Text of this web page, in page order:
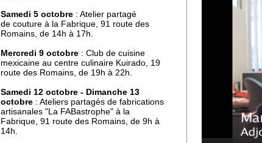
27 septembre 2019
J'ai testé pour vous la
danse Kpop
27 septembre 2019
Une maison mitoyenne
détruite par un incendie
26 septembre 2019
Samedi 5 octobre : Atelier partagé
de couture à la Fabrique, 91 route des
Romains, de 14h à 17h.
Mercredi 9 octobre : Club de cuisine
mexicaine au centre culinaire Kuirado, 19
route des Romains, de 19h à 22h.
Samedi 12 octobre - Dimanche 13
octobre : Ateliers partagés de fabrications
artisanales "La FABastrophe" à la
Fabrique, 91 route des Romains, de 9h à
14h.